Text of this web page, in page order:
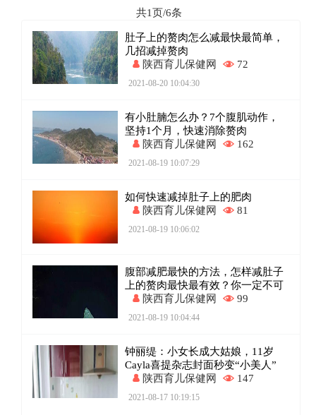
共1页/6条
肚子上的赘肉怎么减最快最简单，
几招减掉赘肉
陕西育儿保健网
72
2021-08-20 10:04:30
有小肚腩怎么办？7个腹肌动作，
坚持1个月，快速消除赘肉
陕西育儿保健网
162
2021-08-19 10:07:29
如何快速减掉肚子上的肥肉
陕西育儿保健网
81
2021-08-19 10:06:02
腹部减肥最快的方法，怎样减肚子
上的赘肉最快最有效？你一定不可
陕西育儿保健网
99
2021-08-19 10:04:44
钟丽缇：小女长成大姑娘，11岁
Cayla喜提杂志封面秒变“小美人”
陕西育儿保健网
147
2021-08-17 10:19:15